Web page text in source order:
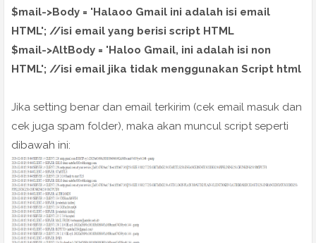
$mail->Body = 'Halaoo Gmail ini adalah isi email
HTML'; //isi email yang berisi script HTML
$mail->AltBody = 'Haloo Gmail, ini adalah isi non
HTML'; //isi email jika tidak menggunakan Script html
Jika setting benar dan email terkirim (cek email masuk dan
cek juga spam folder), maka akan muncul script seperti
dibawah ini: